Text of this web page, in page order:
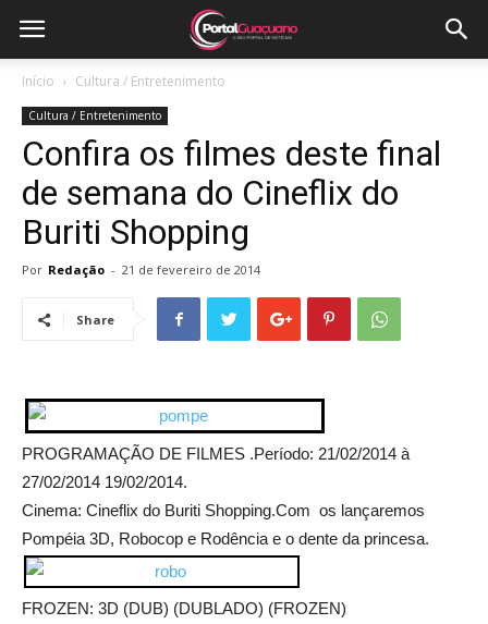
Início Cultura / Entretenimento
Cultura / Entretenimento
Confira os filmes deste final
de semana do Cineflix do
Buriti Shopping
Por Redação - 21 de fevereiro de 2014
Share
PROGRAMAÇÃO DE FILMES .Período: 21/02/2014 à
27/02/2014 19/02/2014.
Cinema: Cineflix do Buriti Shopping.Com os lançaremos
Pompéia 3D, Robocop e Rodência e o dente da princesa.
FROZEN: 3D (DUB) (DUBLADO) (FROZEN)